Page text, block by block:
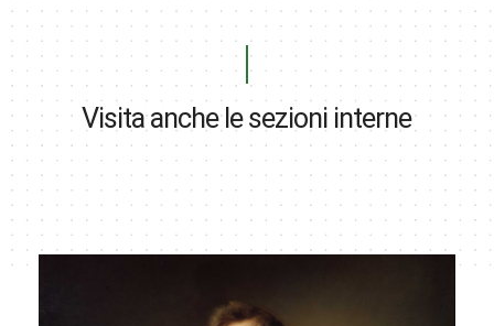
Visita anche le sezioni interne